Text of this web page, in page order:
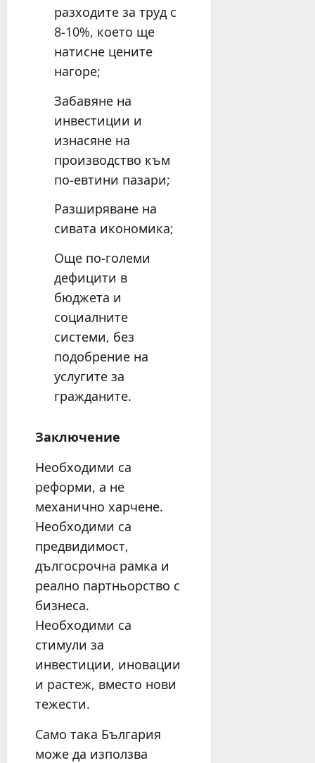
разходите за труд с
8-10%, което ще
натисне цените
нагоре;
Забавяне на
инвестиции и
изнасяне на
производство към
по-евтини пазари;
Разширяване на
сивата икономика;
Още по-големи
дефицити в
бюджета и
социалните
системи, без
подобрение на
услугите за
гражданите.
Заключение
Необходими са
реформи, а не
механично харчене.
Необходими са
предвидимост,
дългосрочна рамка и
реално партньорство с
бизнеса.
Необходими са
стимули за
инвестиции, иновации
и растеж, вместо нови
тежести.
Само така България
може да използва